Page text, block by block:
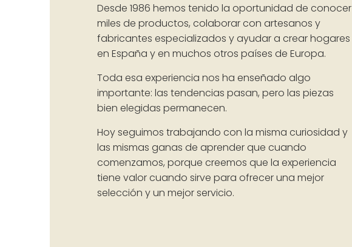
Desde 1986 hemos tenido la oportunidad de conocer
miles de productos, colaborar con artesanos y
fabricantes especializados y ayudar a crear hogares
en España y en muchos otros países de Europa.
Toda esa experiencia nos ha enseñado algo
importante: las tendencias pasan, pero las piezas
bien elegidas permanecen.
Hoy seguimos trabajando con la misma curiosidad y
las mismas ganas de aprender que cuando
comenzamos, porque creemos que la experiencia
tiene valor cuando sirve para ofrecer una mejor
selección y un mejor servicio.